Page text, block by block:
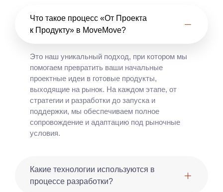
Что такое процесс «От Проекта
к Продукту» в MoveMove?
Это наш уникальный подход, при котором мы
помогаем превратить ваши начальные
проектные идеи в готовые продукты,
выходящие на рынок. На каждом этапе, от
стратегии и разработки до запуска и
поддержки, мы обеспечиваем полное
сопровождение и адаптацию под рыночные
условия.
Какие технологии используются в
процессе разработки?